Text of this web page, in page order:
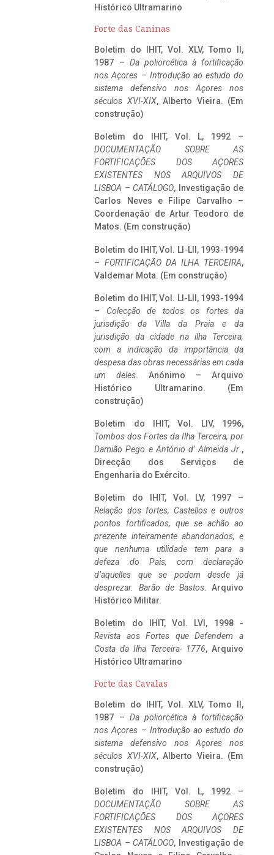
Histórico Ultramarino
Forte das Caninas
Boletim do IHIT, Vol. XLV, Tomo II,
1987 – Da poliorcética à fortificação
nos Açores – Introdução ao estudo do
sistema defensivo nos Açores nos
séculos XVI-XIX, Alberto Vieira. (Em
construção)
Boletim do IHIT, Vol. L, 1992 –
DOCUMENTAÇÃO SOBRE AS
FORTIFICAÇÕES DOS AÇORES
EXISTENTES NOS ARQUIVOS DE
LISBOA – CATÁLOGO, Investigação de
Carlos Neves e Filipe Carvalho –
Coordenação de Artur Teodoro de
Matos. (Em construção)
Boletim do IHIT, Vol. LI-LII, 1993-1994
– FORTIFICAÇÃO DA ILHA TERCEIRA,
Valdemar Mota. (Em construção)
Boletim do IHIT, Vol. LI-LII, 1993-1994
– Colecção de todos os fortes da
jurisdição da Villa da Praia e da
jurisdição da cidade na ilha Terceira,
com a indicação da importância da
despesa das obras necessárias em cada
um deles. Anónimo – Arquivo
Histórico Ultramarino. (Em
construção)
Boletim do IHIT, Vol. LIV, 1996,
Tombos dos Fortes da Ilha Terceira, por
Damião Pego e António d’ Almeida Jr.,
Direcção dos Serviços de
Engenharia do Exército.
Boletim do IHIT, Vol. LV, 1997 –
Relação dos fortes, Castellos e outros
pontos fortificados, que se achão ao
prezente inteiramente abandonados, e
que nenhuma utilidade tem para a
defeza do Pais, com declaração
d’aquelles que se podem desde já
desprezar. Barão de Bastos. Arquivo
Histórico Militar.
Boletim do IHIT, Vol. LVI, 1998 -
Revista aos Fortes que Defendem a
Costa da Ilha Terceira- 1776, Arquivo
Histórico Ultramarino
Forte das Cavalas
Boletim do IHIT, Vol. XLV, Tomo II,
1987 – Da poliorcética à fortificação
nos Açores – Introdução ao estudo do
sistema defensivo nos Açores nos
séculos XVI-XIX, Alberto Vieira. (Em
construção)
Boletim do IHIT, Vol. L, 1992 –
DOCUMENTAÇÃO SOBRE AS
FORTIFICAÇÕES DOS AÇORES
EXISTENTES NOS ARQUIVOS DE
LISBOA – CATÁLOGO, Investigação de